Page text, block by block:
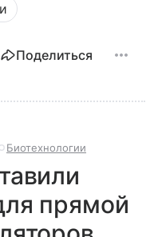
Поделиться
Биотехнологии
прямой